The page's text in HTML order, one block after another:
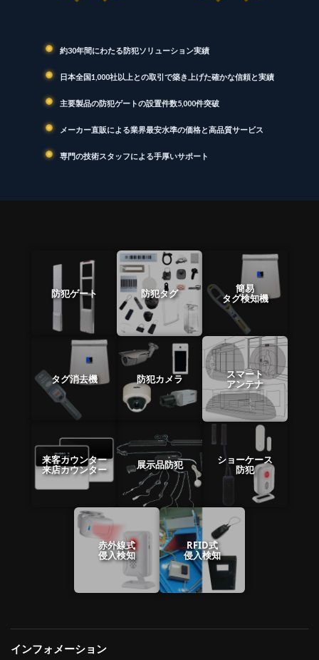
約30年間にわたる防犯ソリューション実績
日本全国1,000社以上との取引で築き上げた確かな信頼と実績
主要製品の防犯ゲートの設置件数5,000件突破
メーカー直販による業界最安水準の価格と高品質サービス
専門の技術スタッフによる手厚いサポート
防犯ゲート 防犯タグ 簡易
タグ検知機
タグ消去機 防犯カメラ スマート
アンテナ
来客カウンター
来店カウンター 展示品防犯 ショーケース
防犯
赤外線式
侵入検知
RFID式
侵入検知
インフォメーション